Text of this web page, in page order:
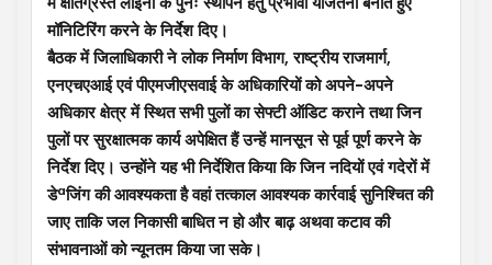
मॉनिटिरिंग करने के निर्देश दिए।
बैठक में जिलाधिकारी ने लोक निर्माण विभाग, राष्ट्रीय राजमार्ग,
एनएचएआई एवं पीएमजीएसवाई के अधिकारियों को अपने-अपने
अधिकार क्षेत्र में स्थित सभी पुलों का सेफ्टी ऑडिट कराने तथा जिन
पुलों पर सुरक्षात्मक कार्य अपेक्षित हैं उन्हें मानसून से पूर्व पूर्ण करने के
निर्देश दिए। उन्होंने यह भी निर्देशित किया कि जिन नदियों एवं गदेरों में
डेªजिंग की आवश्यकता है वहां तत्काल आवश्यक कार्रवाई सुनिश्चित की
जाए ताकि जल निकासी बाधित न हो और बाढ़ अथवा कटाव की
संभावनाओं को न्यूनतम किया जा सके।